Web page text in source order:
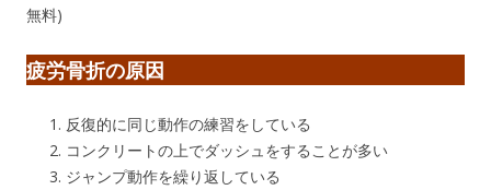
無料)
疲労骨折の原因
反復的に同じ動作の練習をしている
コンクリートの上でダッシュをすることが多い
ジャンプ動作を繰り返している